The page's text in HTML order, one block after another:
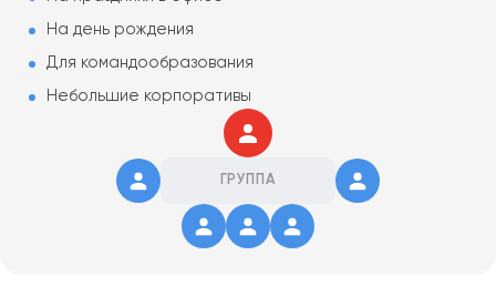
На день рождения
Для командообразования
Небольшие корпоративы
ГРУППА